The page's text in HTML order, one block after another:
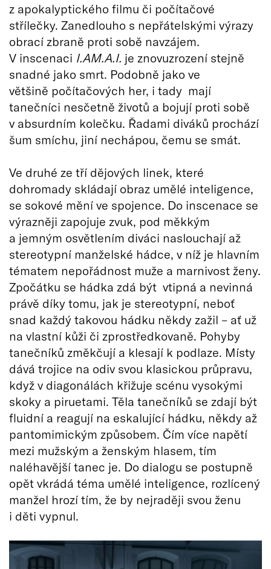
z apokalyptického filmu či počítačové
střílečky. Zanedlouho s nepřátelskými výrazy
obrací zbraně proti sobě navzájem.
V inscenaci I.AM.A.I. je znovuzrození stejně
snadné jako smrt. Podobně jako ve
většině počítačových her, i tady mají
tanečníci nesčetně životů a bojují proti sobě
v absurdním kolečku. Řadami diváků prochází
šum smíchu, jiní nechápou, čemu se smát.
Ve druhé ze tří dějových linek, které
dohromady skládají obraz umělé inteligence,
se sokové mění ve spojence. Do inscenace se
výrazněji zapojuje zvuk, pod měkkým
a jemným osvětlením diváci naslouchají až
stereotypní manželské hádce, v níž je hlavním
tématem nepořádnost muže a marnivost ženy.
Zpočátku se hádka zdá být vtipná a nevinná
právě díky tomu, jak je stereotypní, neboť
snad každý takovou hádku někdy zažil – ať už
na vlastní kůži či zprostředkovaně. Pohyby
tanečníků změkčují a klesají k podlaze. Místy
dává trojice na odiv svou klasickou průpravu,
když v diagonálách křižuje scénu vysokými
skoky a piruetami. Těla tanečníků se zdají být
fluidní a reagují na eskalující hádku, někdy až
pantomimickým způsobem. Čím více napětí
mezi mužským a ženským hlasem, tím
naléhavější tanec je. Do dialogu se postupně
opět vkrádá téma umělé inteligence, rozlícený
manžel hrozí tím, že by nejraději svou ženu
i děti vypnul.